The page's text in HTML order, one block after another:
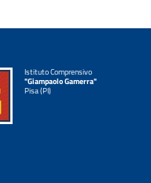
Istituto Comprensivo
"Giampaolo Gamerra"
Pisa (PI)